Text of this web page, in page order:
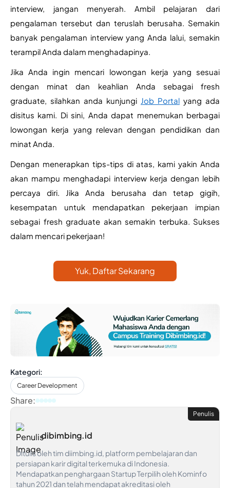
interview, jangan menyerah. Ambil pelajaran dari
pengalaman tersebut dan teruslah berusaha. Semakin
banyak pengalaman interview yang Anda lalui, semakin
terampil Anda dalam menghadapinya.
Jika Anda ingin mencari lowongan kerja yang sesuai
dengan minat dan keahlian Anda sebagai fresh
graduate, silahkan anda kunjungi Job Portal yang ada
disitus kami. Di sini, Anda dapat menemukan berbagai
lowongan kerja yang relevan dengan pendidikan dan
minat Anda.
Dengan menerapkan tips-tips di atas, kami yakin Anda
akan mampu menghadapi interview kerja dengan lebih
percaya diri. Jika Anda berusaha dan tetap gigih,
kesempatan untuk mendapatkan pekerjaan impian
sebagai fresh graduate akan semakin terbuka. Sukses
dalam mencari pekerjaan!
Yuk, Daftar Sekarang
Kategori:
Career Development
Share:
Penulis
dibimbing.id
Ditulis oleh tim diimbing.id, platform pembelajaran dan
persiapan karir digital terkemuka di Indonesia.
Mendapatkan penghargaan Startup Terpilih oleh Kominfo
tahun 2021 dan telah mendapat akreditasi oleh